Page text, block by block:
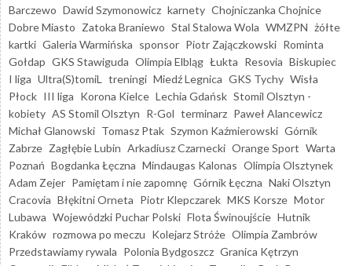
Barczewo Dawid Szymonowicz karnety Chojniczanka Chojnice
Dobre Miasto Zatoka Braniewo Stal Stalowa Wola WMZPN żółte
kartki Galeria Warmińska sponsor Piotr Zajączkowski Rominta
Gołdap GKS Stawiguda Olimpia Elbląg Łukta Resovia Biskupiec
I liga Ultra(S)tomiL treningi Miedź Legnica GKS Tychy Wisła
Płock III liga Korona Kielce Lechia Gdańsk Stomil Olsztyn -
kobiety AS Stomil Olsztyn R-Gol terminarz Paweł Alancewicz
Michał Glanowski Tomasz Ptak Szymon Kaźmierowski Górnik
Zabrze Zagłębie Lubin Arkadiusz Czarnecki Orange Sport Warta
Poznań Bogdanka Łęczna Mindaugas Kalonas Olimpia Olsztynek
Adam Zejer Pamiętam i nie zapomnę Górnik Łęczna Naki Olsztyn
Cracovia Błękitni Orneta Piotr Klepczarek MKS Korsze Motor
Lubawa Wojewódzki Puchar Polski Flota Świnoujście Hutnik
Kraków rozmowa po meczu Kolejarz Stróże Olimpia Zambrów
Przedstawiamy rywala Polonia Bydgoszcz Granica Kętrzyn